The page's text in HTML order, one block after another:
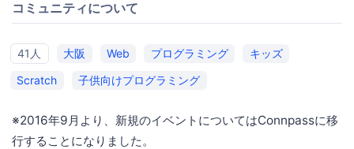
コミュニティについて
41人 大阪 Web プログラミング
キッズ
Scratch
子供向けプログラミング
※2016年9月より、新規のイベントについてはConnpassに移
行することになりました。